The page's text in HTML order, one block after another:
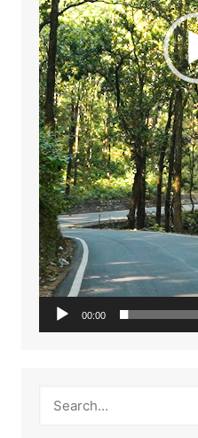
00:00